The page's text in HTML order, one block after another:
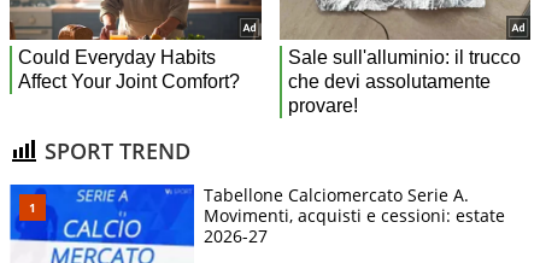
SPORT TREND
Tabellone Calciomercato Serie A.
Movimenti, acquisti e cessioni: estate
2026-27